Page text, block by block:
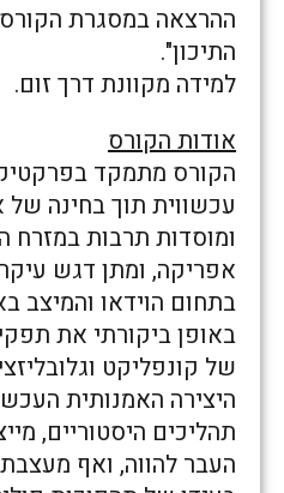
ההרצאה במסגרת הקורס
התיכון".
למידה מקוונת דרך זום.
אודות הקורס
הקורס מתמקד
עכשווית תוך בחינה של
ומוסדות תרבות במזרח
אפריקה, ומתן דגש
בתחום הוידאו והמיצב
באופן ביקורתי את
של קונפליקט
היצירה האמנותית
תהליכים היסטוריים,
העבר להווה, ואף